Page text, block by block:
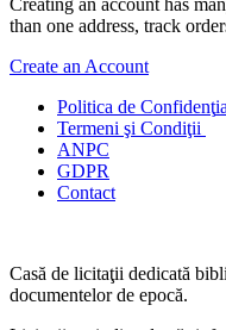
Creating an account has
than one address, track
Create an Account
Politica de Confidenţ
Termeni şi Condiţii
ANPC
GDPR
Contact
Casă de licitaţii dedicată
documentelor de epocă.